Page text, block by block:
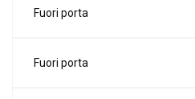
Fuori porta
Fuori porta